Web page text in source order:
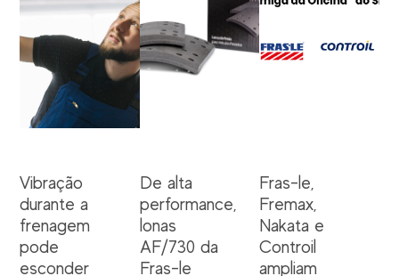
Vibração
durante a
frenagem
pode
esconder
De alta
performance,
lonas
AF/730 da
Fras-le
Fras-le,
Fremax,
Nakata e
Controil
ampliam